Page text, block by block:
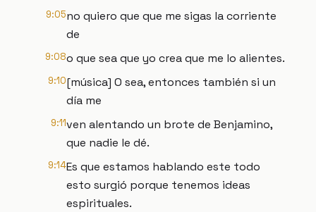
9:05no quiero que que me sigas la corriente
de
9:08o que sea que yo crea que me lo alientes.
9:10[música] O sea, entonces también si un
día me
9:11ven alentando un brote de Benjamino,
que nadie le dé.
9:14Es que estamos hablando este todo
esto surgió porque tenemos ideas
espirituales.